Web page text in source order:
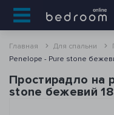
Главная Для спальни
Penelope - Pure stone
Простирадло на
stone бежевий